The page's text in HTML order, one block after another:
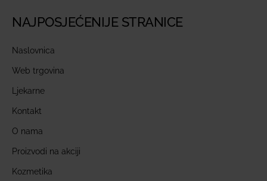
NAJPOSJEĆENIJE STRANICE
Naslovnica
Web trgovina
Ljekarne
Kontakt
O nama
Proizvodi na akciji
Kozmetika